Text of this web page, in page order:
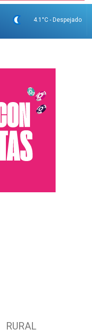
4.1°C - Despejado
RURAL